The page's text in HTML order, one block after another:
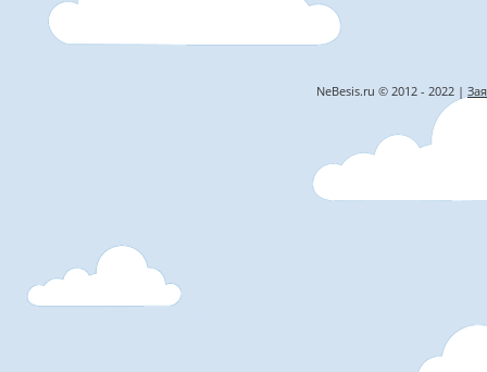
NeBesis.ru © 2012 - 2022 |